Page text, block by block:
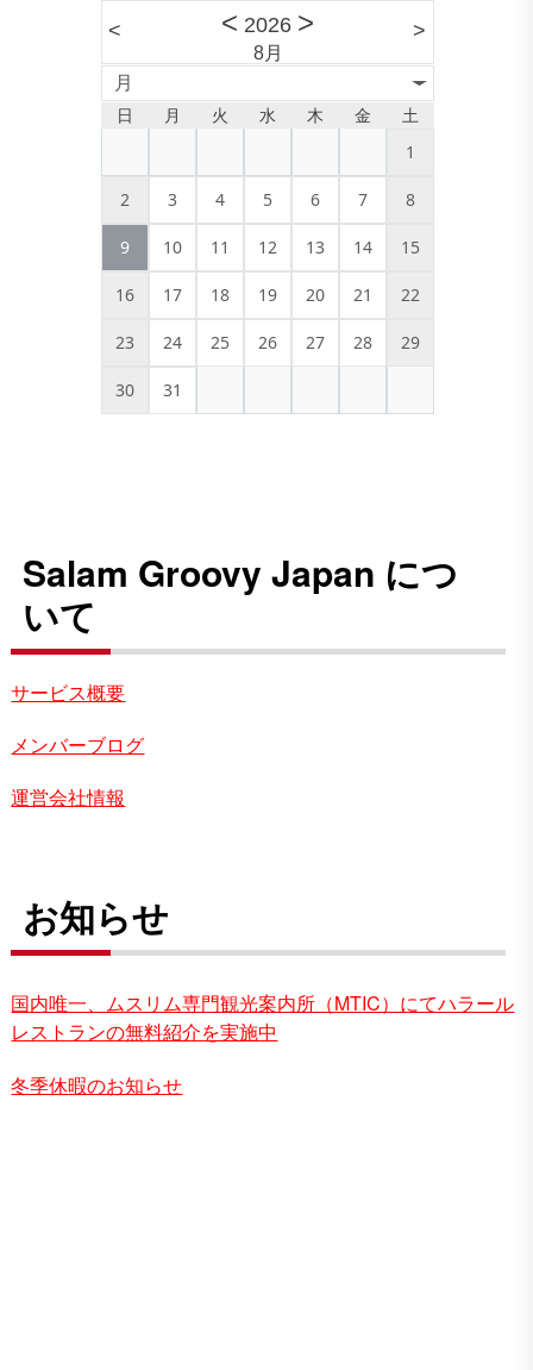
< < 2026 >
8月
>
月
日 月 火 水 木 金 土
1
2 3 4 5 6 7 8
9 10 11 12 13 14 15
16 17 18 19 20 21 22
23 24 25 26 27 28 29
30 31
Salam Groovy Japan につ
いて
サービス概要
メンバーブログ
運営会社情報
お知らせ
国内唯一、ムスリム専門観光案内所（MTIC）にてハラール
レストランの無料紹介を実施中
冬季休暇のお知らせ